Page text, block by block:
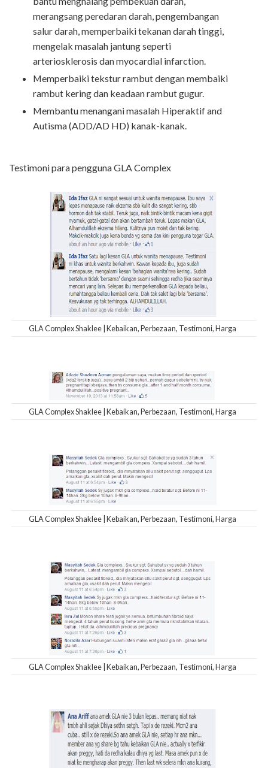
merangsang peredaran darah, pengembangan
salur darah, memperbaiki tekanan darah tinggi,
mengelak masalah jantung seperti
arteriosklerosis dan myocardial infarction.
Memperbaiki tekstur rambut dengan membaiki
rambut kering dan keadaan rambut gugur.
Membantu menangani masalah Hiperaktif and
Autisma (ADD/AD HD) kanak-kanak.
Testimoni para pengguna GLA Complex
GLA Complex Shaklee | Kebaikan, Perbezaan, Testimoni, Harga
GLA Complex Shaklee | Kebaikan, Perbezaan, Testimoni, Harga
GLA Complex Shaklee | Kebaikan, Perbezaan, Testimoni, Harga
GLA Complex Shaklee | Kebaikan, Perbezaan, Testimoni, Harga